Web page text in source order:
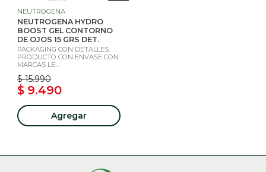
NEUTROGENA
NEUTROGENA HYDRO
BOOST GEL CONTORNO
DE OJOS 15 GRS DET.
PACKAGING CON DETALLES.
PRODUCTO CON ENVASE CON
MARCAS LE...
$ 15.990
$ 9.490
Agregar